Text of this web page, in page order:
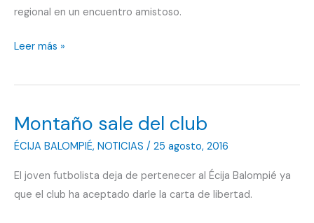
regional en un encuentro amistoso.
Debutan
partido
Leer más »
Montaño sale del club
ÉCIJA BALOMPIÉ, NOTICIAS / 25 agosto, 2016
El joven futbolista deja de pertenecer al Écija Balompié ya
que el club ha aceptado darle la carta de libertad.